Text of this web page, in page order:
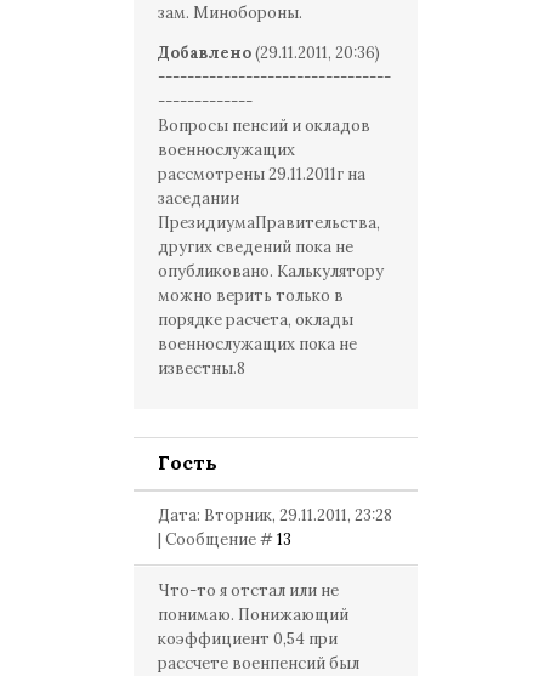
зам. Минобороны.
Добавлено(29.11.2011, 20:36)
--------------------------------
-------------
Вопросы пенсий и окладов
военнослужащих
рассмотрены 29.11.2011г на
заседании
ПрезидиумаПравительства,
других сведений пока не
опубликовано. Калькулятору
можно верить только в
порядке расчета, оклады
военнослужащих пока не
известны.8
Гость
Дата: Вторник, 29.11.2011, 23:28
| Сообщение #13
Что-то я отстал или не
понимаю. Понижающий
коэффициент 0,54 при
рассчете военпенсий был